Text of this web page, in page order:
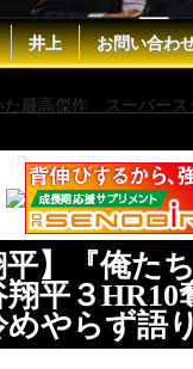
井上 お問い合わ
た最高傑作 スーパース
平】『俺た
翔平３
めやらず語